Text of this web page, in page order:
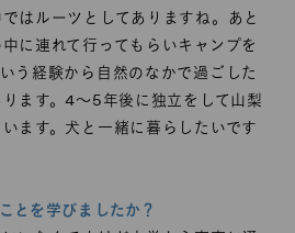
はルーツとしてありますね。あと
に連れて行ってもらいキャンプを
う経験から自然のなかで過ごした
ます。4〜5年後に独立をして山梨
ます。犬と一緒に暮らしたいです
とを学びましたか？